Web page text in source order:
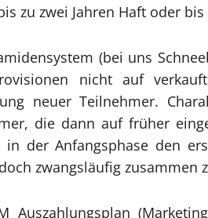
zu zwei Jahren Haft oder
(bei uns
nicht auf
neuer Teilnehmer.
die dann auf früher
in der Anfangsphase den
zwangsläufig zusammen
Auszahlungsplan